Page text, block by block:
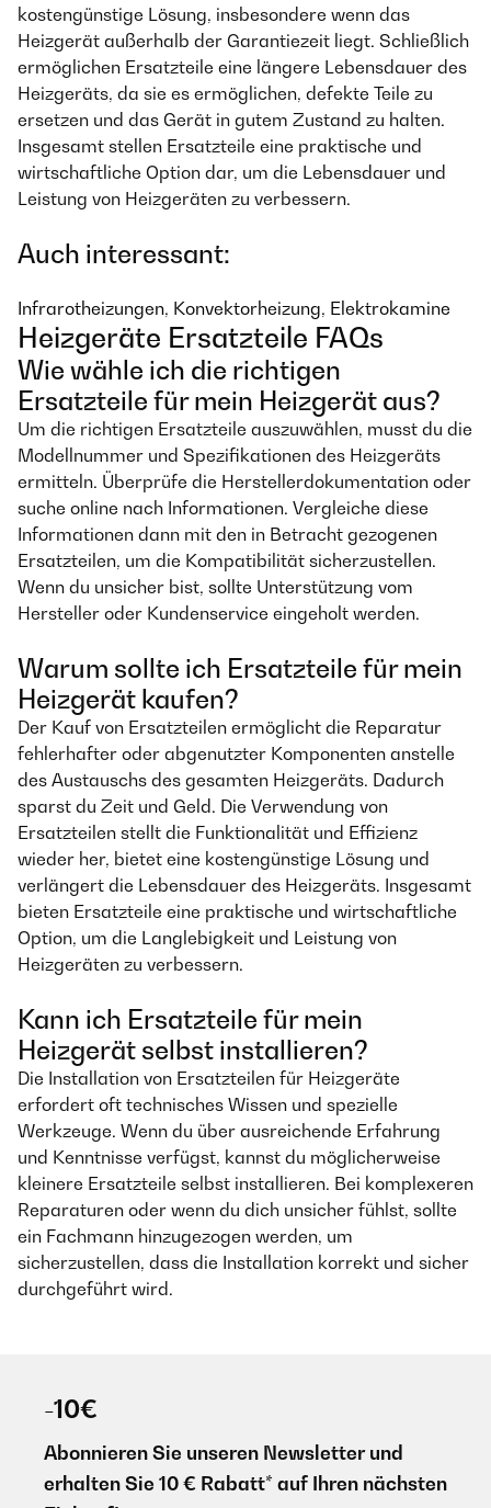
kostengünstige Lösung, insbesondere wenn das
Heizgerät außerhalb der Garantiezeit liegt. Schließlich
ermöglichen Ersatzteile eine längere Lebensdauer des
Heizgeräts, da sie es ermöglichen, defekte Teile zu
ersetzen und das Gerät in gutem Zustand zu halten.
Insgesamt stellen Ersatzteile eine praktische und
wirtschaftliche Option dar, um die Lebensdauer und
Leistung von Heizgeräten zu verbessern.
Auch interessant:
Infrarotheizungen, Konvektorheizung, Elektrokamine
Heizgeräte Ersatzteile FAQs
Wie wähle ich die richtigen
Ersatzteile für mein Heizgerät aus?
Um die richtigen Ersatzteile auszuwählen, musst du die
Modellnummer und Spezifikationen des Heizgeräts
ermitteln. Überprüfe die Herstellerdokumentation oder
suche online nach Informationen. Vergleiche diese
Informationen dann mit den in Betracht gezogenen
Ersatzteilen, um die Kompatibilität sicherzustellen.
Wenn du unsicher bist, sollte Unterstützung vom
Hersteller oder Kundenservice eingeholt werden.
Warum sollte ich Ersatzteile für mein
Heizgerät kaufen?
Der Kauf von Ersatzteilen ermöglicht die Reparatur
fehlerhafter oder abgenutzter Komponenten anstelle
des Austauschs des gesamten Heizgeräts. Dadurch
sparst du Zeit und Geld. Die Verwendung von
Ersatzteilen stellt die Funktionalität und Effizienz
wieder her, bietet eine kostengünstige Lösung und
verlängert die Lebensdauer des Heizgeräts. Insgesamt
bieten Ersatzteile eine praktische und wirtschaftliche
Option, um die Langlebigkeit und Leistung von
Heizgeräten zu verbessern.
Kann ich Ersatzteile für mein
Heizgerät selbst installieren?
Die Installation von Ersatzteilen für Heizgeräte
erfordert oft technisches Wissen und spezielle
Werkzeuge. Wenn du über ausreichende Erfahrung
und Kenntnisse verfügst, kannst du möglicherweise
kleinere Ersatzteile selbst installieren. Bei komplexeren
Reparaturen oder wenn du dich unsicher fühlst, sollte
ein Fachmann hinzugezogen werden, um
sicherzustellen, dass die Installation korrekt und sicher
durchgeführt wird.
-10€
Abonnieren Sie unseren Newsletter und
erhalten Sie 10 € Rabatt* auf Ihren nächsten